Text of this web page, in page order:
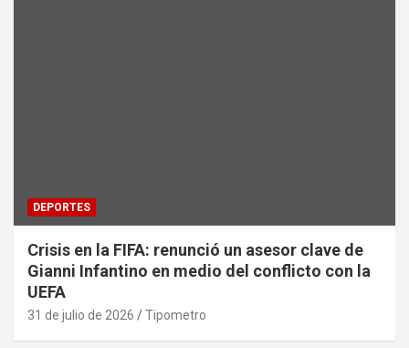
DEPORTES
Crisis en la FIFA: renunció un asesor clave de
Gianni Infantino en medio del conflicto con la
UEFA
31 de julio de 2026 Tipometro